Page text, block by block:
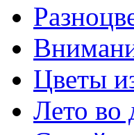
Цветы
Лето во